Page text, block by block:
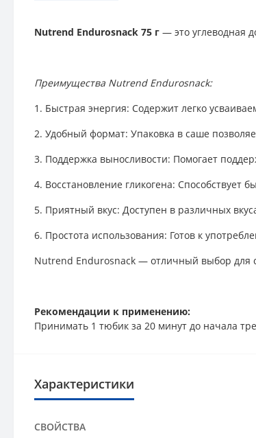
Nutrend Endurosnack 75 г — это углеводная
Преимущества Nutrend Endurosnack:
1. Быстрая энергия: Содержит легко
2. Удобный формат: Упаковка в саше
3. Поддержка выносливости: Помогает
4. Восстановление гликогена: Способствует
5. Приятный вкус: Доступен в различных
6. Простота использования: Готов к
Nutrend Endurosnack — отличный выбор для
Рекомендации к применению:
Принимать 1 тюбик за 20 минут до начала
Характеристики
СВОЙСТВА